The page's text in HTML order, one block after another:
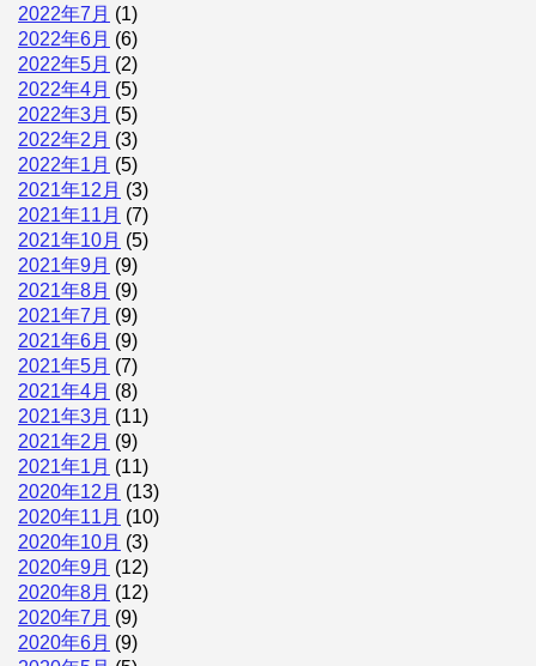
2022年7月 (1)
2022年6月 (6)
2022年5月 (2)
2022年4月 (5)
2022年3月 (5)
2022年2月 (3)
2022年1月 (5)
2021年12月 (3)
2021年11月 (7)
2021年10月 (5)
2021年9月 (9)
2021年8月 (9)
2021年7月 (9)
2021年6月 (9)
2021年5月 (7)
2021年4月 (8)
2021年3月 (11)
2021年2月 (9)
2021年1月 (11)
2020年12月 (13)
2020年11月 (10)
2020年10月 (3)
2020年9月 (12)
2020年8月 (12)
2020年7月 (9)
2020年6月 (9)